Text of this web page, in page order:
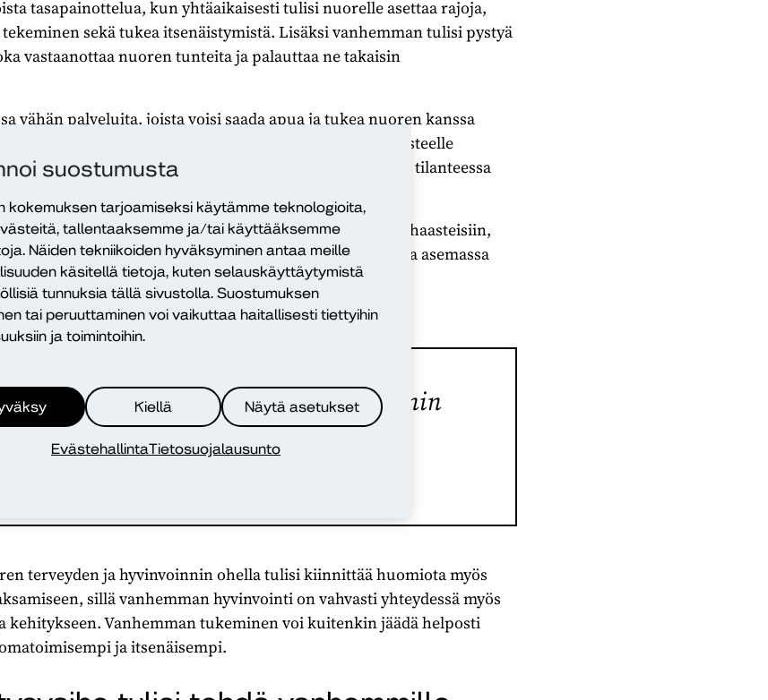
suostumusta
kokemuksen tarjoamiseksi käytämme teknologioita,
tallentaaksemme ja/tai käyttääksemme
Näiden tekniikoiden hyväksyminen antaa meille
käsitellä tietoja, kuten selauskäyttäytymistä
tunnuksia tällä sivustolla. Suostumuksen
tai peruuttaminen voi vaikuttaa haitallisesti tiettyihin
ja toimintoihin.
Kiellä Näytä asetukset
EvästehallintaTietosuojalausunto
tasapainottelua, kun yhtäaikaisesti tulisi nuorelle asettaa rajoja,
sekä tukea itsenäistymistä. Lisäksi vanhemman tulisi pystyä
vastaanottaa nuoren tunteita ja palauttaa ne takaisin
vähän palveluita, joista voisi saada apua ja tukea nuoren kanssa
osallistuminen koulun toimintaan vähenee yläasteelle
on aika, jolloin vanhempi tarvitsisi toisten samassa tilanteessa
ammatillista ja asiantuntevaa tukea nuoruuden kehityshaasteisiin,
Kouluterveydenhoitajat ovat ihanteellisessa asemassa
nuoren terveyden ja hyvinvoinnin
huomiota myös vanhemman
terveyden ja hyvinvoinnin ohella tulisi kiinnittää huomiota myös
sillä vanhemman hyvinvointi on vahvasti yhteydessä myös
Vanhemman tukeminen voi kuitenkin jäädä helposti
ja itsenäisempi.